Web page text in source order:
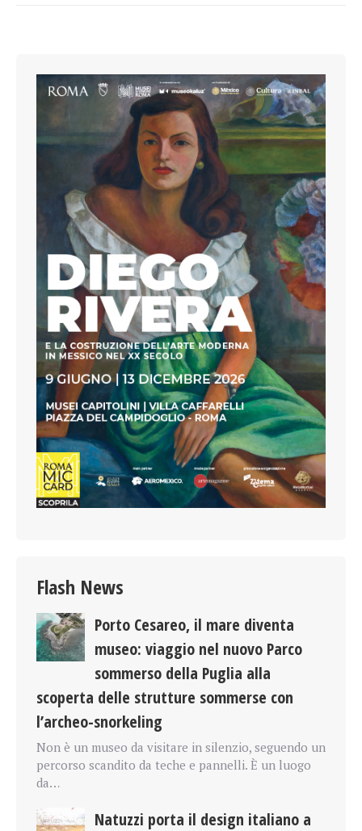
Flash News
Porto Cesareo, il mare diventa
museo: viaggio nel nuovo Parco
sommerso della Puglia alla
scoperta delle strutture sommerse con
l’archeo-snorkeling
Non è un museo da visitare in silenzio, seguendo un
percorso scandito da teche e pannelli. È un luogo
da…
Natuzzi porta il design italiano a